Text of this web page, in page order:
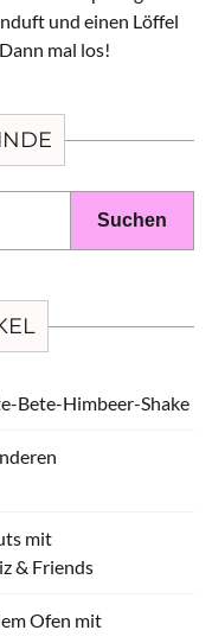
und einen Löffel
mal los!
Bete-Himbeer-Shake
mit
& Friends
Ofen mit